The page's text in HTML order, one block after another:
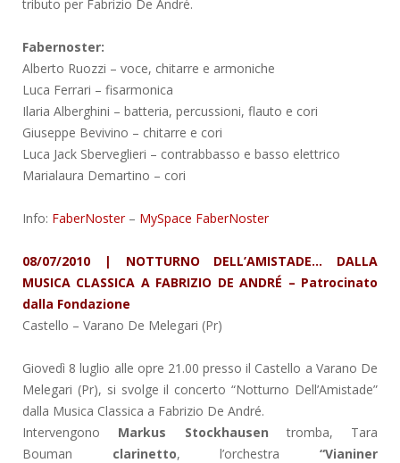
tributo per Fabrizio De André.
Fabernoster:
Alberto Ruozzi – voce, chitarre e armoniche
Luca Ferrari – fisarmonica
Ilaria Alberghini – batteria, percussioni, flauto e cori
Giuseppe Bevivino – chitarre e cori
Luca Jack Sberveglieri – contrabbasso e basso elettrico
Marialaura Demartino – cori
Info: FaberNoster– MySpace FaberNoster
08/07/2010 | NOTTURNO DELL’AMISTADE… DALLA
MUSICA CLASSICA A FABRIZIO DE ANDRÉ – Patrocinato
dalla Fondazione
Castello – Varano De Melegari (Pr)
Giovedì 8 luglio alle opre 21.00 presso il Castello a Varano De
Melegari (Pr), si svolge il concerto “Notturno Dell’Amistade”
dalla Musica Classica a Fabrizio De André.
Intervengono Markus Stockhausen tromba, Tara
Bouman clarinetto, l’orchestra“Vianiner